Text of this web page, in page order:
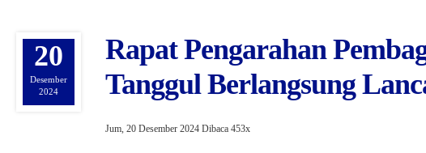
20
Desember
2024
Rapat Pengarahan
Tanggul Berlangsung
Jum, 20 Desember 2024 Dibaca 453x